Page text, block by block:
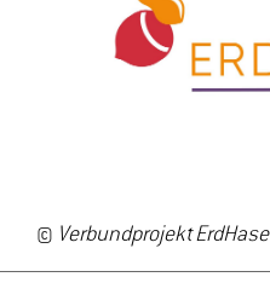
© Verbundprojekt ErdHase